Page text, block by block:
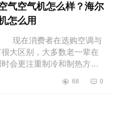
气空气机怎么样？海尔
怎么用
现在消费者在选购空调与
大区别，大多数老一辈在
会更注重制冷和制热方面
注重空调的综合素质，比如
68 0